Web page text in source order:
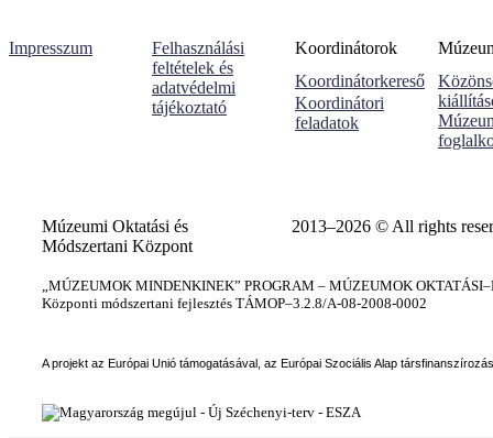
Impresszum
Felhasználási
feltételek és
adatvédelmi
tájékoztató
Koordinátorok
Koordinátorkereső
Koordinátori
feladatok
Múzeumi Oktatási és
Módszertani Központ
2013–2026 © All rights
„MÚZEUMOK MINDENKINEK” PROGRAM – MÚZEUMOK
Központi módszertani fejlesztés TÁMOP–3.2.8/A-08-2008-0002
A projekt az Európai Unió támogatásával, az Európai Szociális Alap